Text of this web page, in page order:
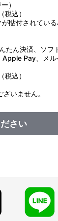
）
込）
が貼付されてい
たん決済、ソフ
Apple Pay、メ
込）
いません。
さい
いた場合でも、
い場合がござい
順でのお届けで